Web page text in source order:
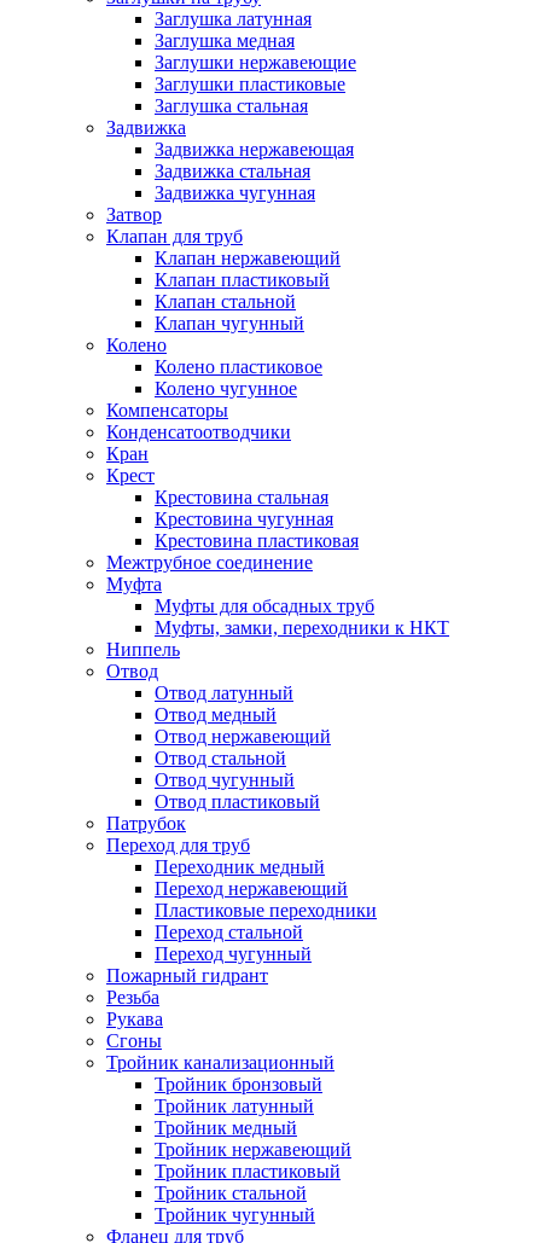
Заглушка латунная
Заглушка медная
Заглушки нержавеющие
Заглушки пластиковые
Заглушка стальная
Задвижка
Задвижка нержавеющая
Задвижка стальная
Задвижка чугунная
Затвор
Клапан для труб
Клапан нержавеющий
Клапан пластиковый
Клапан стальной
Клапан чугунный
Колено
Колено пластиковое
Колено чугунное
Компенсаторы
Конденсатоотводчики
Кран
Крест
Крестовина стальная
Крестовина чугунная
Крестовина пластиковая
Межтрубное соединение
Муфта
Муфты для обсадных труб
Муфты, замки, переходники к НКТ
Ниппель
Отвод
Отвод латунный
Отвод медный
Отвод нержавеющий
Отвод стальной
Отвод чугунный
Отвод пластиковый
Патрубок
Переход для труб
Переходник медный
Переход нержавеющий
Пластиковые переходники
Переход стальной
Переход чугунный
Пожарный гидрант
Резьба
Рукава
Сгоны
Тройник канализационный
Тройник бронзовый
Тройник латунный
Тройник медный
Тройник нержавеющий
Тройник пластиковый
Тройник стальной
Тройник чугунный
Фланец для труб